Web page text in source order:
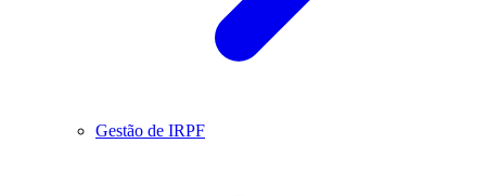
Gestão de IRPF